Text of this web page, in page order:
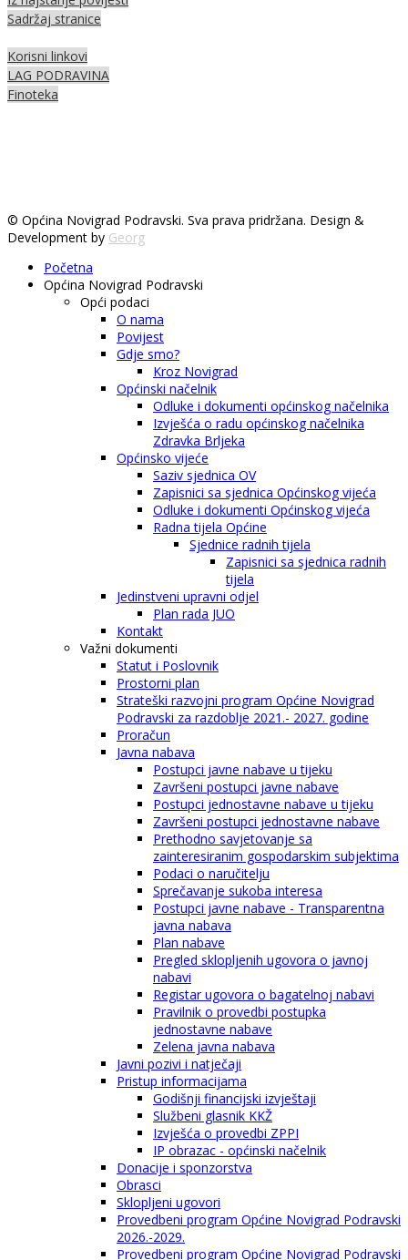
Sadržaj stranice
Korisni linkovi
LAG PODRAVINA
Finoteka
© Općina Novigrad Podravski. Sva prava pridržana. Design &
Development by Georg
Početna
Općina Novigrad Podravski
Opći podaci
O nama
Povijest
Gdje smo?
Kroz Novigrad
Općinski načelnik
Odluke i dokumenti općinskog načelnika
Izvješća o radu općinskog načelnika
Zdravka Brljeka
Općinsko vijeće
Saziv sjednica OV
Zapisnici sa sjednica Općinskog vijeća
Odluke i dokumenti Općinskog vijeća
Radna tijela Općine
Sjednice radnih tijela
Zapisnici sa sjednica radnih
tijela
Jedinstveni upravni odjel
Plan rada JUO
Kontakt
Važni dokumenti
Statut i Poslovnik
Prostorni plan
Strateški razvojni program Općine Novigrad
Podravski za razdoblje 2021.- 2027. godine
Proračun
Javna nabava
Postupci javne nabave u tijeku
Završeni postupci javne nabave
Postupci jednostavne nabave u tijeku
Završeni postupci jednostavne nabave
Prethodno savjetovanje sa
zainteresiranim gospodarskim subjektima
Podaci o naručitelju
Sprečavanje sukoba interesa
Postupci javne nabave - Transparentna
javna nabava
Plan nabave
Pregled sklopljenih ugovora o javnoj
nabavi
Registar ugovora o bagatelnoj nabavi
Pravilnik o provedbi postupka
jednostavne nabave
Zelena javna nabava
Javni pozivi i natječaji
Pristup informacijama
Godišnji financijski izvještaji
Službeni glasnik KKŽ
Izvješća o provedbi ZPPI
IP obrazac - općinski načelnik
Donacije i sponzorstva
Obrasci
Sklopljeni ugovori
Provedbeni program Općine Novigrad Podravski
2026.-2029.
Provedbeni program Općine Novigrad Podravski